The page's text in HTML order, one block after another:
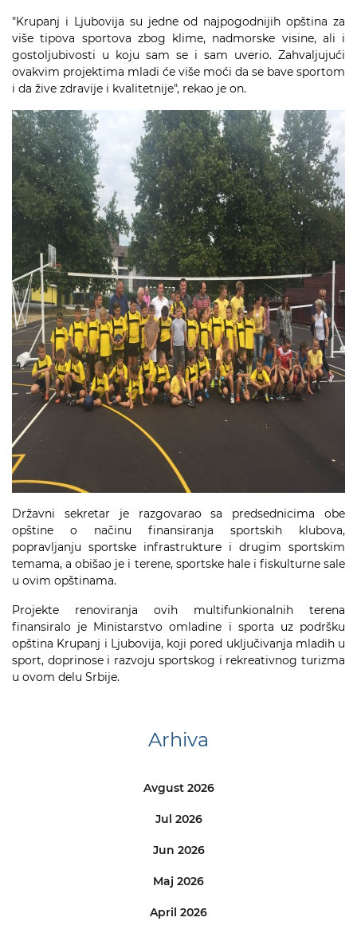
"Krupanj i Ljubovija su jedne od najpogodnijih opština za
više tipova sportova zbog klime, nadmorske visine, ali i
gostoljubivosti u koju sam se i sam uverio. Zahvaljujući
ovakvim projektima mladi će više moći da se bave sportom
i da žive zdravije i kvalitetnije", rekao je on.
Državni sekretar je razgovarao sa predsednicima obe
opštine o načinu finansiranja sportskih klubova,
popravljanju sportske infrastrukture i drugim sportskim
temama, a obišao je i terene, sportske hale i fiskulturne sale
u ovim opštinama.
Projekte renoviranja ovih multifunkionalnih terena
finansiralo je Ministarstvo omladine i sporta uz podršku
opština Krupanj i Ljubovija, koji pored uključivanja mladih u
sport, doprinose i razvoju sportskog i rekreativnog turizma
u ovom delu Srbije.
Arhiva
Avgust 2026
Jul 2026
Jun 2026
Maj 2026
April 2026